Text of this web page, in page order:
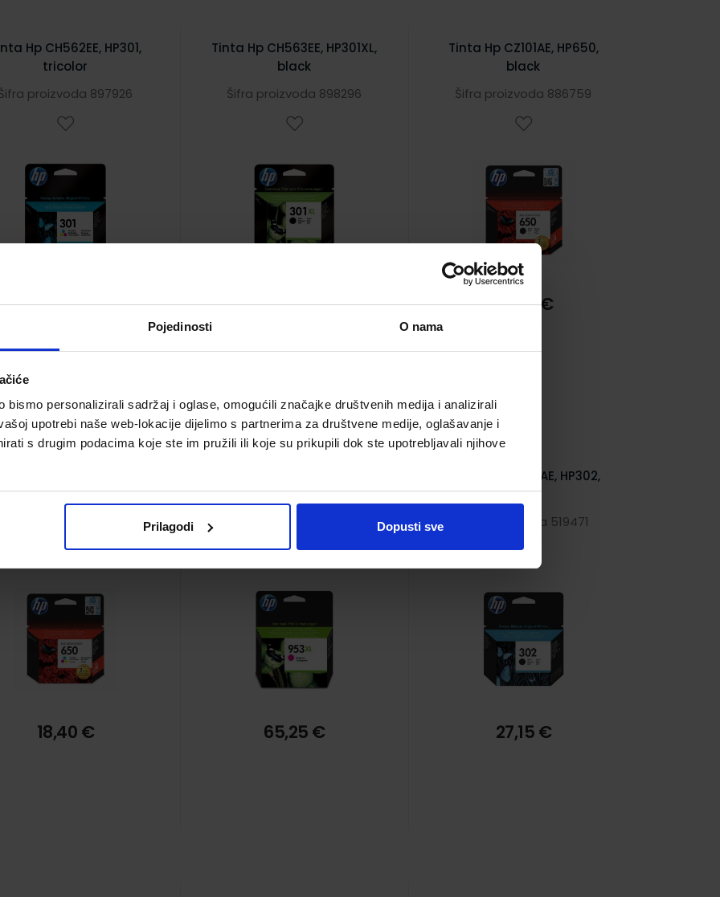
Pojedinosti O nama
bismo personalizirali sadržaj i oglase, omogućili značajke društvenih medija i analizirali
upotrebi naše web-lokacije dijelimo s partnerima za društvene medije, oglašavanje i
s drugim podacima koje ste im pružili ili koje su prikupili dok ste upotrebljavali njihove
Prilagodi Dopusti sve
Hp CH562EE, HP301,
tricolor
proizvoda 897926
37,45 €
Tinta Hp CH563EE, HP301XL,
black
Šifra proizvoda 898296
70,00 €
Tinta Hp CZ101AE, HP650,
black
Šifra proizvoda 886759
20,20 €
tricolor
18,40 €
magenta
65,25 €
Tinta Hp F6U66AE, HP302,
black
Šifra proizvoda 519471
27,15 €